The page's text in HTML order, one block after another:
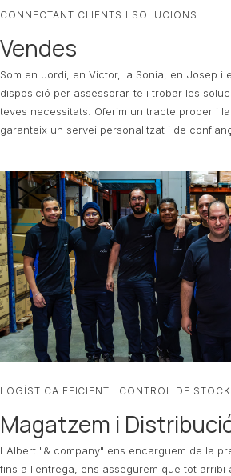
CONNECTANT CLIENTS I SOLUCIONS
Vendes
Som en Jordi, en Víctor, la Sonia, en Josep i
disposició per assessorar-te i trobar les
teves necessitats. Oferim un tracte proper i
garanteix un servei personalitzat i de
LOGÍSTICA EFICIENT I CONTROL DE STOCK
Magatzem i
L'Albert "& company" ens encarguem de la
fins a l'entrega, ens assegurem que tot arribi